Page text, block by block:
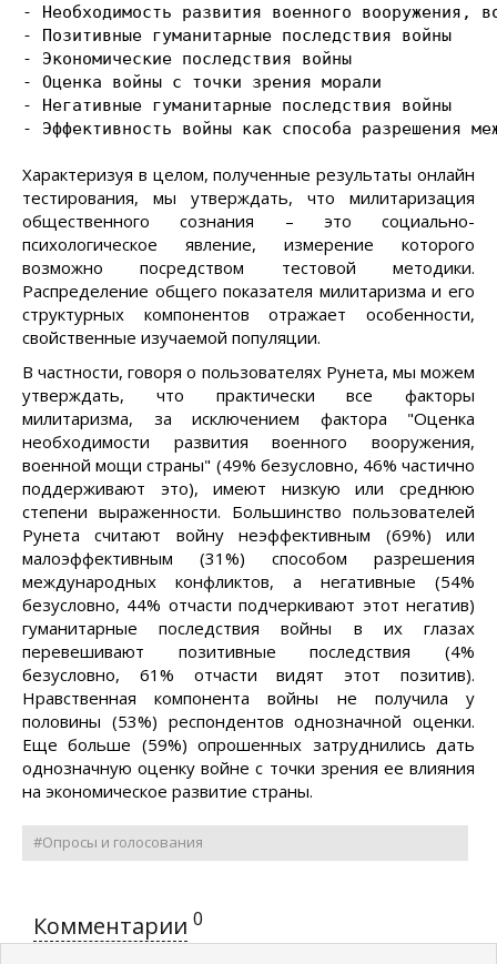
- Необходимость развития военного
- Позитивные гуманитарные
- Экономические последствия войны
- Оценка войны с точки зрения
- Негативные гуманитарные
- Эффективность войны как способа
Характеризуя в целом, полученные результаты онлайн
тестирования, мы утверждать, что милитаризация
общественного сознания – это социально-
психологическое явление, измерение которого
возможно посредством тестовой методики.
Распределение общего показателя милитаризма и его
структурных компонентов отражает особенности,
свойственные изучаемой популяции.
В частности, говоря о пользователях Рунета, мы можем
утверждать, что практически все факторы
милитаризма, за исключением фактора "Оценка
необходимости развития военного вооружения,
военной мощи страны" (49% безусловно, 46% частично
поддерживают это), имеют низкую или среднюю
степени выраженности. Большинство пользователей
Рунета считают войну неэффективным (69%) или
малоэффективным (31%) способом разрешения
международных конфликтов, а негативные (54%
безусловно, 44% отчасти подчеркивают этот негатив)
гуманитарные последствия войны в их глазах
перевешивают позитивные последствия (4%
безусловно, 61% отчасти видят этот позитив).
Нравственная компонента войны не получила у
половины (53%) респондентов однозначной оценки.
Еще больше (59%) опрошенных затруднились дать
однозначную оценку войне с точки зрения ее влияния
на экономическое развитие страны.
#Опросы и голосования
Комментарии 0